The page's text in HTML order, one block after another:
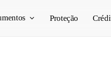
Proteção